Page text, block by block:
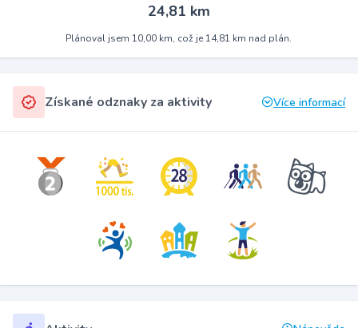
24,81 km
Plánoval jsem 10,00 km, což je 14,81 km nad plán.
Získané odznaky za aktivity Více informací